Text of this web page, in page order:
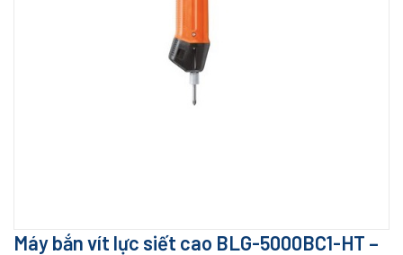
Máy bắn vít lực siết cao BLG-5000BC1-HT –